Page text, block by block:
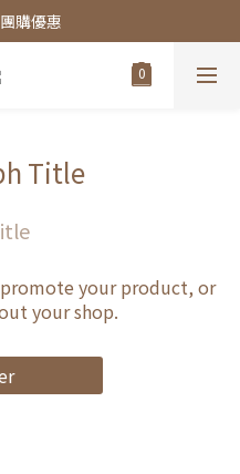
包$38起
購優惠
包$38起
Title
your product, or
your shop.